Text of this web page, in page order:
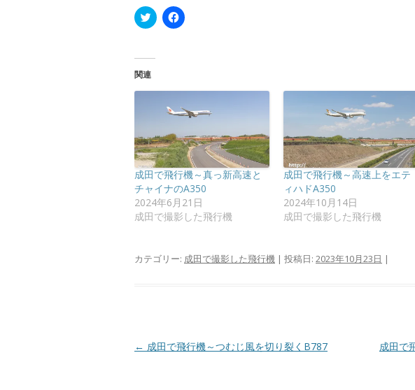
ク
リ
て
i
で
共
有
(
新
し
い
ウ
ィ
ン
ド
開
き
F
a
で
有
す
に
は
ク
リ
ッ
ク
し
て
く
だ
さ
し
き
ま
関連
成田で飛行機～真っ新高速と
チャイナのA350
2024年6月21日
成田で撮影した飛行機
成田で飛行機～高速上をエテ
ィハドA350
2024年10月14日
成田で撮影した飛行機
カテゴリー: 成田で撮影した飛行機 | 投稿日: 2023年10月23日 |
投
← 成田で飛行機～つむじ風を切り裂くB787 成田で